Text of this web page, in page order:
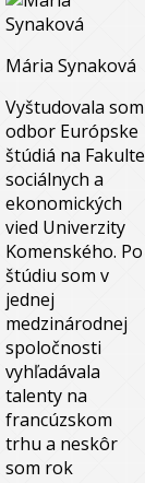
Mária Synaková
Vyštudovala som
odbor Európske
štúdiá na Fakulte
sociálnych a
ekonomických
vied Univerzity
Komenského. Po
štúdiu som v
jednej
medzinárodnej
spoločnosti
vyhľadávala
talenty na
francúzskom
trhu a neskôr
som rok